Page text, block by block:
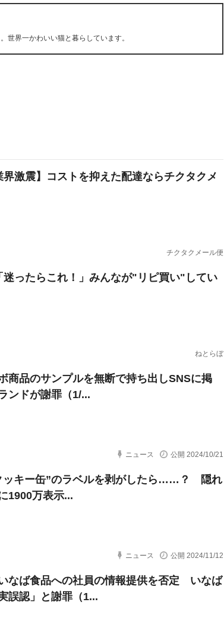
世界一かわいい猫と暮らしています。
界激震】コストを抑えた配達ならチクタクメ
チクタクメール便
迷ったらこれ！」みんなが"リピ買い"してい
ねとらぼ
商品のサンプルを無断で持ち出しSNSに掲
ンドが謝罪（1/...
ニュース 公開 2024/10/21
ッキー缶”のラベルを剥がしたら……？ 隠れ
1900万表示...
ニュース 公開 2024/11/12
なば食品への社員の情報提供を否定 いなば
誤認」と謝罪（1...